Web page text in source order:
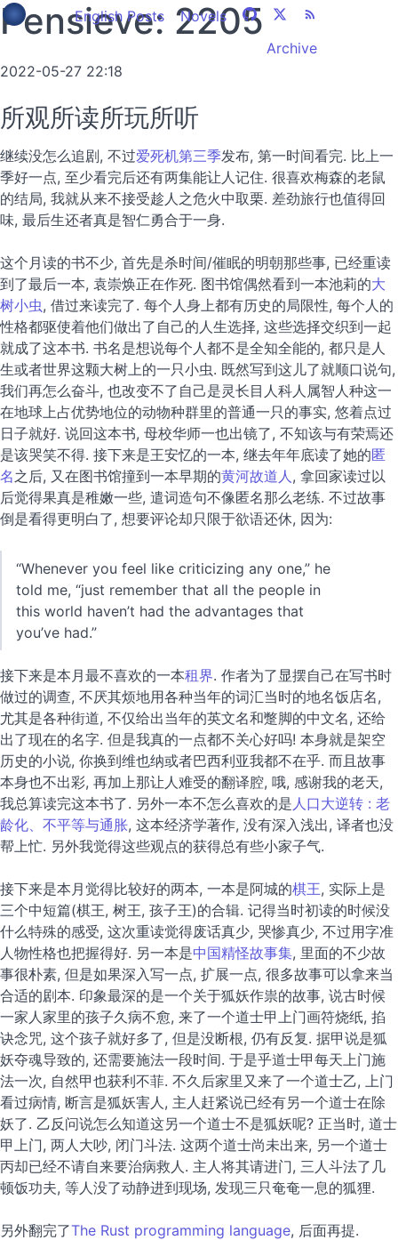
Novels
English Posts
Archive
Pensieve: 2205
2022-05-27 22:18
所观所读所玩所听
继续没怎么追剧, 不过爱死机第三季发布, 第一时间看完. 比上一
季好一点, 至少看完后还有两集能让人记住. 很喜欢梅森的老鼠
的结局, 我就从来不接受趁人之危火中取栗. 差劲旅行也值得回
味, 最后生还者真是智仁勇合于一身.
这个月读的书不少, 首先是杀时间/催眠的明朝那些事, 已经重读
到了最后一本, 袁崇焕正在作死. 图书馆偶然看到一本池莉的大
树小虫, 借过来读完了. 每个人身上都有历史的局限性, 每个人的
性格都驱使着他们做出了自己的人生选择, 这些选择交织到一起
就成了这本书. 书名是想说每个人都不是全知全能的, 都只是人
生或者世界这颗大树上的一只小虫. 既然写到这儿了就顺口说句,
我们再怎么奋斗, 也改变不了自己是灵长目人科人属智人种这一
在地球上占优势地位的动物种群里的普通一只的事实, 悠着点过
日子就好. 说回这本书, 母校华师一也出镜了, 不知该与有荣焉还
是该哭笑不得. 接下来是王安忆的一本, 继去年年底读了她的匿
名之后, 又在图书馆撞到一本早期的黄河故道人 , 拿回家读过以
后觉得果真是稚嫩一些, 遣词造句不像匿名那么老练. 不过故事
倒是看得更明白了, 想要评论却只限于欲语还休, 因为:
“Whenever you feel like criticizing any one,” he
told me, “just remember that all the people in
this world haven’t had the advantages that
you’ve had.”
接下来是本月最不喜欢的一本租界. 作者为了显摆自己在写书时
做过的调查, 不厌其烦地用各种当年的词汇当时的地名饭店名,
尤其是各种街道, 不仅给出当年的英文名和蹩脚的中文名, 还给
出了现在的名字. 但是我真的一点都不关心好吗! 本身就是架空
历史的小说, 你换到维也纳或者巴西利亚我都不在乎. 而且故事
本身也不出彩, 再加上那让人难受的翻译腔, 哦, 感谢我的老天,
我总算读完这本书了. 另外一本不怎么喜欢的是人口大逆转 : 老
龄化、不平等与通胀, 这本经济学著作, 没有深入浅出, 译者也没
帮上忙. 另外我觉得这些观点的获得总有些小家子气.
接下来是本月觉得比较好的两本, 一本是阿城的棋王, 实际上是
三个中短篇(棋王, 树王, 孩子王)的合辑. 记得当时初读的时候没
什么特殊的感受, 这次重读觉得废话真少, 哭惨真少, 不过用字准
人物性格也把握得好. 另一本是中国精怪故事集, 里面的不少故
事很朴素, 但是如果深入写一点, 扩展一点, 很多故事可以拿来当
合适的剧本. 印象最深的是一个关于狐妖作祟的故事, 说古时候
一家人家里的孩子久病不愈, 来了一个道士甲上门画符烧纸, 掐
诀念咒, 这个孩子就好多了, 但是没断根, 仍有反复. 据甲说是狐
妖夺魂导致的, 还需要施法一段时间. 于是乎道士甲每天上门施
法一次, 自然甲也获利不菲. 不久后家里又来了一个道士乙, 上门
看过病情, 断言是狐妖害人, 主人赶紧说已经有另一个道士在除
妖了. 乙反问说怎么知道这另一个道士不是狐妖呢? 正当时, 道士
甲上门, 两人大吵, 闭门斗法. 这两个道士尚未出来, 另一个道士
丙却已经不请自来要治病救人. 主人将其请进门, 三人斗法了几
顿饭功夫, 等人没了动静进到现场, 发现三只奄奄一息的狐狸.
另外翻完了The Rust programming language, 后面再提.